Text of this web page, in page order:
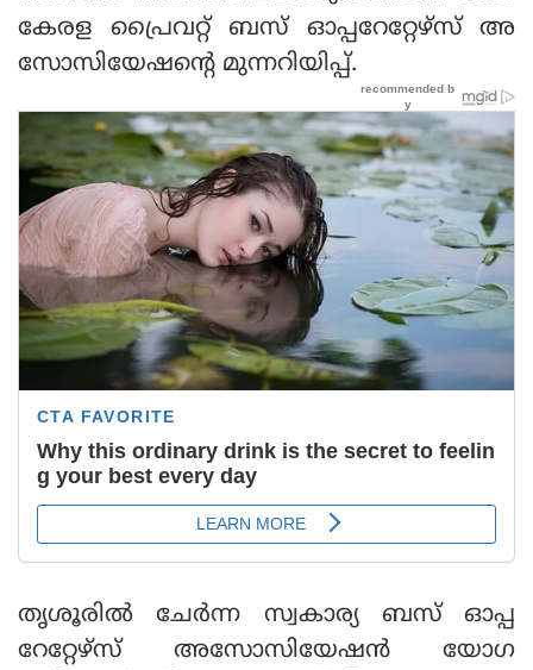
കേരള പ്രൈവറ്റ് ബസ് ഓപ്പറേറ്റേഴ്‌സ് അ
സോസിയേഷന്റെ മുന്നറിയിപ്പ്.
തൃശൂരില്‍ ചേര്‍ന്ന സ്വകാര്യ ബസ് ഓപ്പ
റേറ്റേഴ്‌സ് അസോസിയേഷന്‍ യോഗ